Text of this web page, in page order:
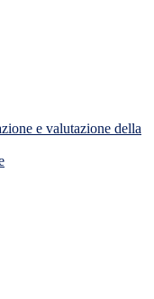
e valutazione della